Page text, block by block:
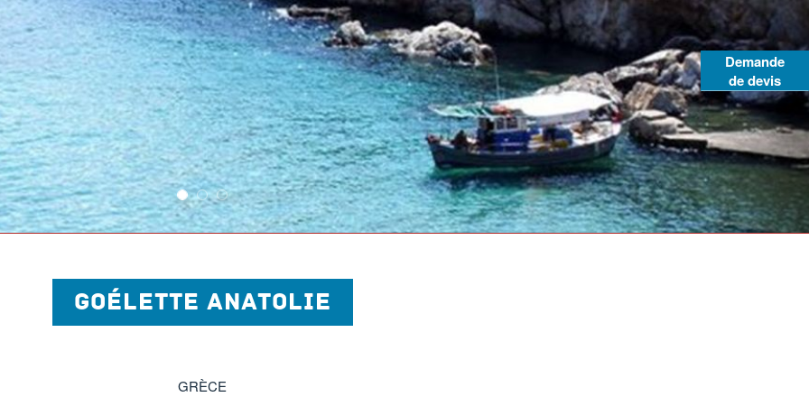
GOÉLETTE ANATOLIE
GRÈCE
Demande
de devis